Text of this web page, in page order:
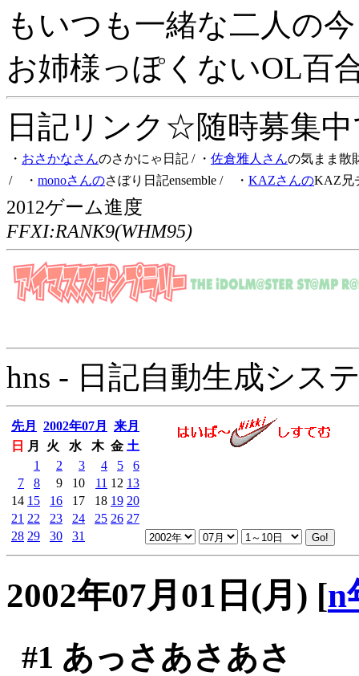
もいつも一緒な二人の
お姉様っぽくないOL百
日記リンク☆随時募集
・ おさかなさんのさかにゃ日記 / ・ 佐倉雅人さんの気まま散
/ ・ monoさんのさぼり日記ensemble / ・ KAZさんのKAZ兄
2012ゲーム進度
FFXI:RANK9(WHM95)
hns - 日記自動生成シス
先月 2002年07月
来月
日
月 火 水 木 金 土
1
2 3 4 5
6
7
8 9 10 11 12 13
14 15 16 17 18 19 20
21 22 23 24 25 26 27
28 29 30 31
2002年07月01日(月) [n
#1 あっさあさあさ